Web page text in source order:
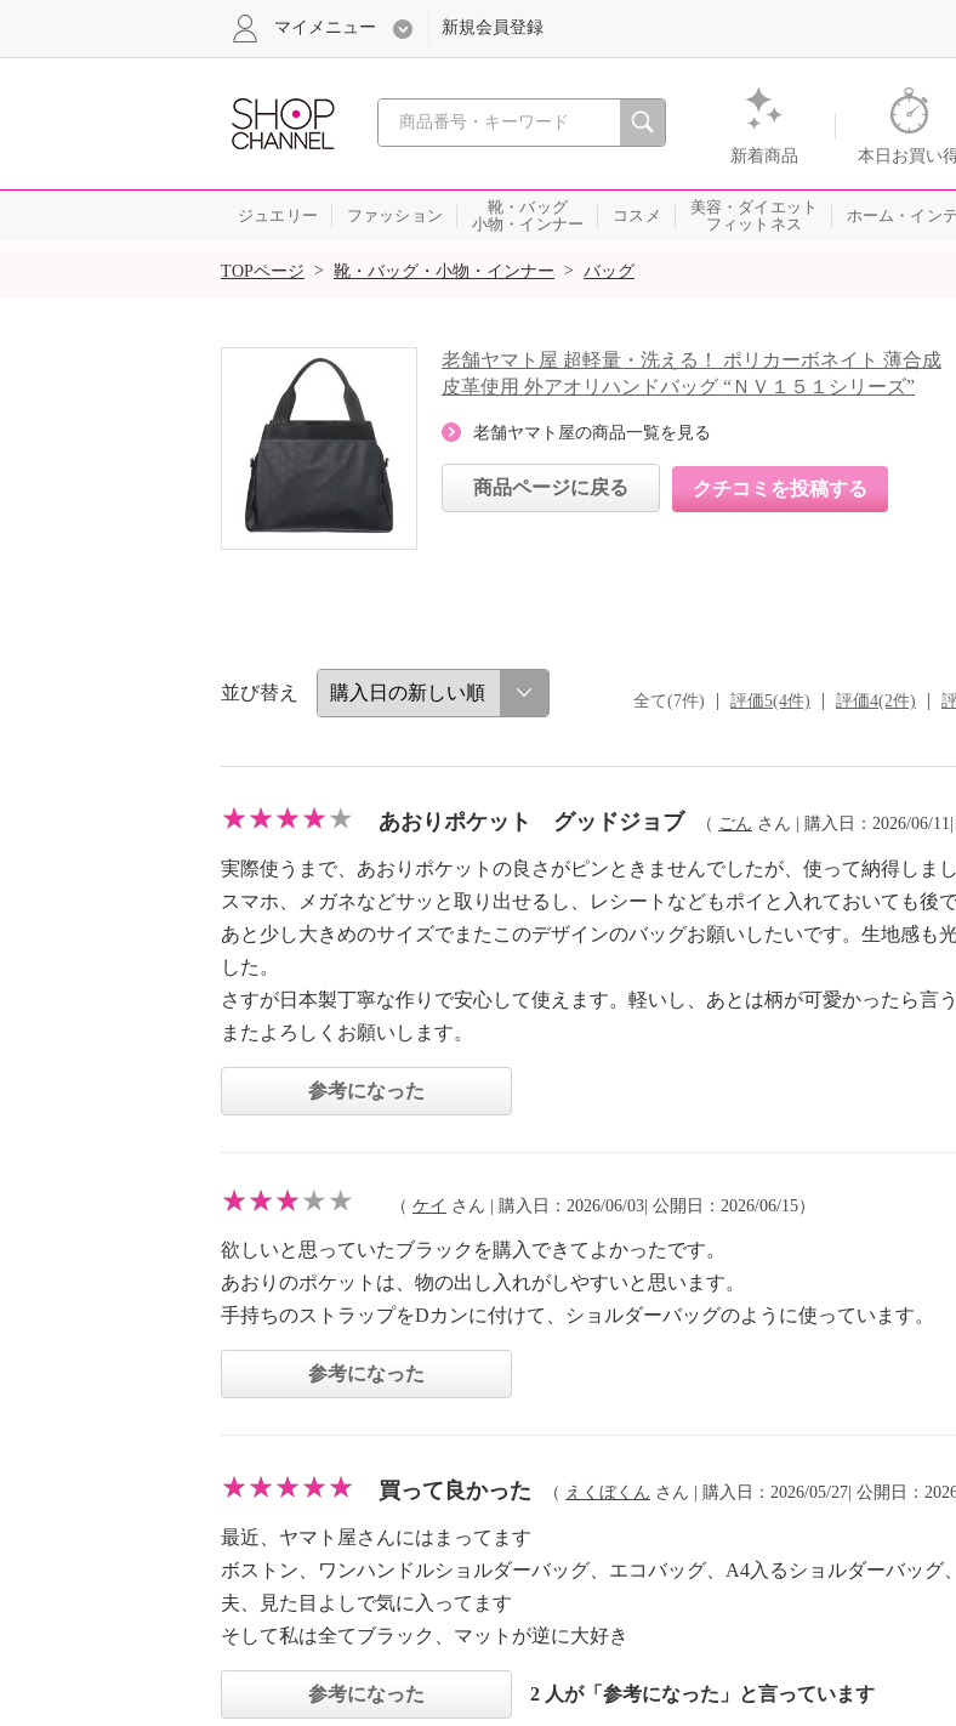
心おどる、瞬間を。通販・テレビショッピングのショップチャンネル
新着商品 本日お買い
マイメニュー 新規会員登録
ジュエリー ファッション
靴・バッグ
小物・インナー
コスメ
美容・ダイエット
フィットネス
ホーム・イン
SALE
TOPページ > 靴・バッグ・小物・インナー > バッグ
老舗ヤマト屋 超軽量・洗える！ ポリカーボネイト 薄合成
皮革使用 外アオリハンドバッグ “ＮＶ１５１シリーズ”
老舗ヤマト屋の商品一覧を見る
商品ページに戻る クチコミを投稿する
並び替え 全て(7件) 評価5(4件) 評価4(2件)
あおりポケット グッドジョブ （ ごん さん | 購入日：2026/06/
実際使うまで、あおりポケットの良さがピンときませんでしたが、使って納得しまし
スマホ、メガネなどサッと取り出せるし、レシートなどもポイと入れておいても後
あと少し大きめのサイズでまたこのデザインのバッグお願いしたいです。生地感も
した。
さすが日本製丁寧な作りで安心して使えます。軽いし、あとは柄が可愛かったら言
またよろしくお願いします。
参考になった
（ ケイ さん | 購入日：2026/06/03| 公開日：2026/06/15）
欲しいと思っていたブラックを購入できてよかったです。
あおりのポケットは、物の出し入れがしやすいと思います。
手持ちのストラップをDカンに付けて、ショルダーバッグのように使っています。
参考になった
買って良かった （ えくぼくん さん | 購入日：2026/05/27| 公開日：
最近、ヤマト屋さんにはまってます
ボストン、ワンハンドルショルダーバッグ、エコバッグ、A4入るショルダーバッ
夫、見た目よしで気に入ってます
そして私は全てブラック、マットが逆に大好き
参考になった 2 人が「参考になった」と言っています